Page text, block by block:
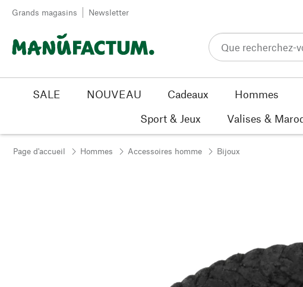
Passer au contenu
Grands magasins Newsletter
SALE NOUVEAU Cadeaux Hommes
Sport & Jeux
Valises &
Page d'accueil Hommes Accessoires homme Bijoux